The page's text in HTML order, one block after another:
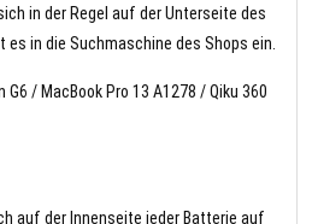
in der Regel auf der Unterseite des
es in die Suchmaschine des Shops ein.
G6 / MacBook Pro 13 A1278 / Qiku 360
auf der Innenseite jeder Batterie auf